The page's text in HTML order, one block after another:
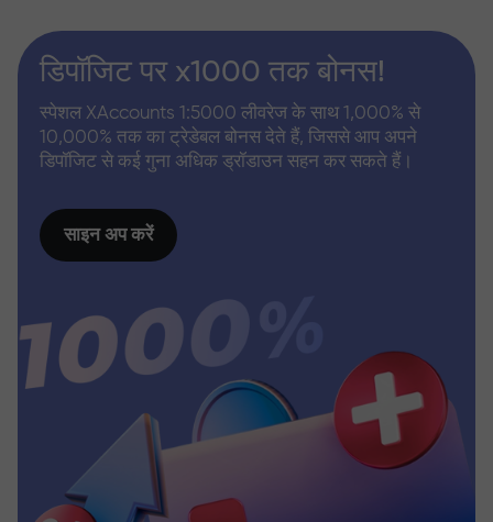
डिपॉजिट पर x1000 तक बोनस!
स्पेशल XAccounts 1:5000 लीवरेज के साथ 1,000% से
10,000% तक का ट्रेडेबल बोनस देते हैं, जिससे आप अपने
डिपॉजिट से कई गुना अधिक ड्रॉडाउन सहन कर सकते हैं।
साइन अप करें